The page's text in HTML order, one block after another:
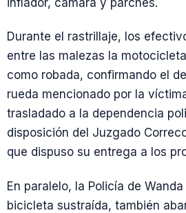
inflador, cámara y parches.
Durante el rastrillaje, los
entre las malezas la
como robada, confirmando el
rueda mencionado por la
trasladado a la dependencia
disposición del Juzgado
que dispuso su entrega a los
En paralelo, la Policía de
bicicleta sustraída, también